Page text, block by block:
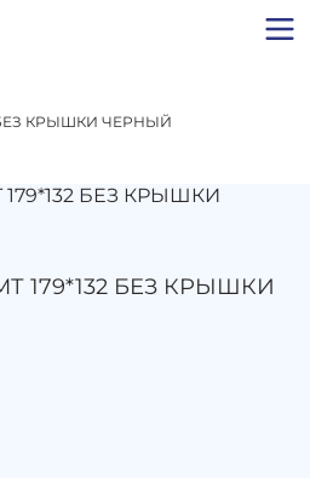
БЕЗ КРЫШКИ ЧЕРНЫЙ
179*132 БЕЗ КРЫШКИ